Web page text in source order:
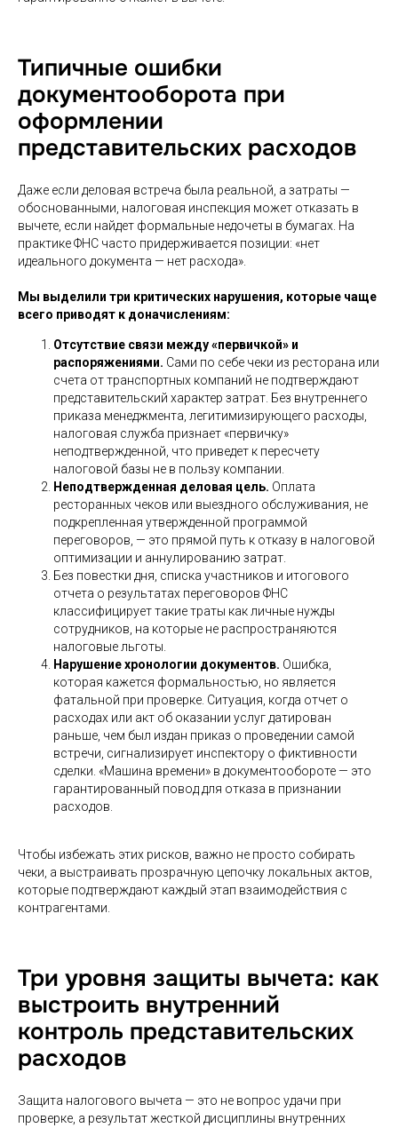
Типичные ошибки
документооборота при
оформлении
представительских расходов
Даже если деловая встреча была реальной, а затраты —
обоснованными, налоговая инспекция может отказать в
вычете, если найдет формальные недочеты в бумагах. На
практике ФНС часто придерживается позиции: «нет
идеального документа — нет расхода».
Мы выделили три критических нарушения, которые чаще
всего приводят к доначислениям:
Отсутствие связи между «первичкой» и
распоряжениями. Сами по себе чеки из ресторана или
счета от транспортных компаний не подтверждают
представительский характер затрат. Без внутреннего
приказа менеджмента, легитимизирующего расходы,
налоговая служба признает «первичку»
неподтвержденной, что приведет к пересчету
налоговой базы не в пользу компании.
Неподтвержденная деловая цель. Оплата
ресторанных чеков или выездного обслуживания, не
подкрепленная утвержденной программой
переговоров, — это прямой путь к отказу в налоговой
оптимизации и аннулированию затрат.
Без повестки дня, списка участников и итогового
отчета о результатах переговоров ФНС
классифицирует такие траты как личные нужды
сотрудников, на которые не распространяются
налоговые льготы.
Нарушение хронологии документов. Ошибка,
которая кажется формальностью, но является
фатальной при проверке. Ситуация, когда отчет о
расходах или акт об оказании услуг датирован
раньше, чем был издан приказ о проведении самой
встречи, сигнализирует инспектору о фиктивности
сделки. «Машина времени» в документообороте — это
гарантированный повод для отказа в признании
расходов.
Чтобы избежать этих рисков, важно не просто собирать
чеки, а выстраивать прозрачную цепочку локальных актов,
которые подтверждают каждый этап взаимодействия с
контрагентами.
Три уровня защиты вычета: как
выстроить внутренний
контроль представительских
расходов
Защита налогового вычета — это не вопрос удачи при
проверке, а результат жесткой дисциплины внутренних